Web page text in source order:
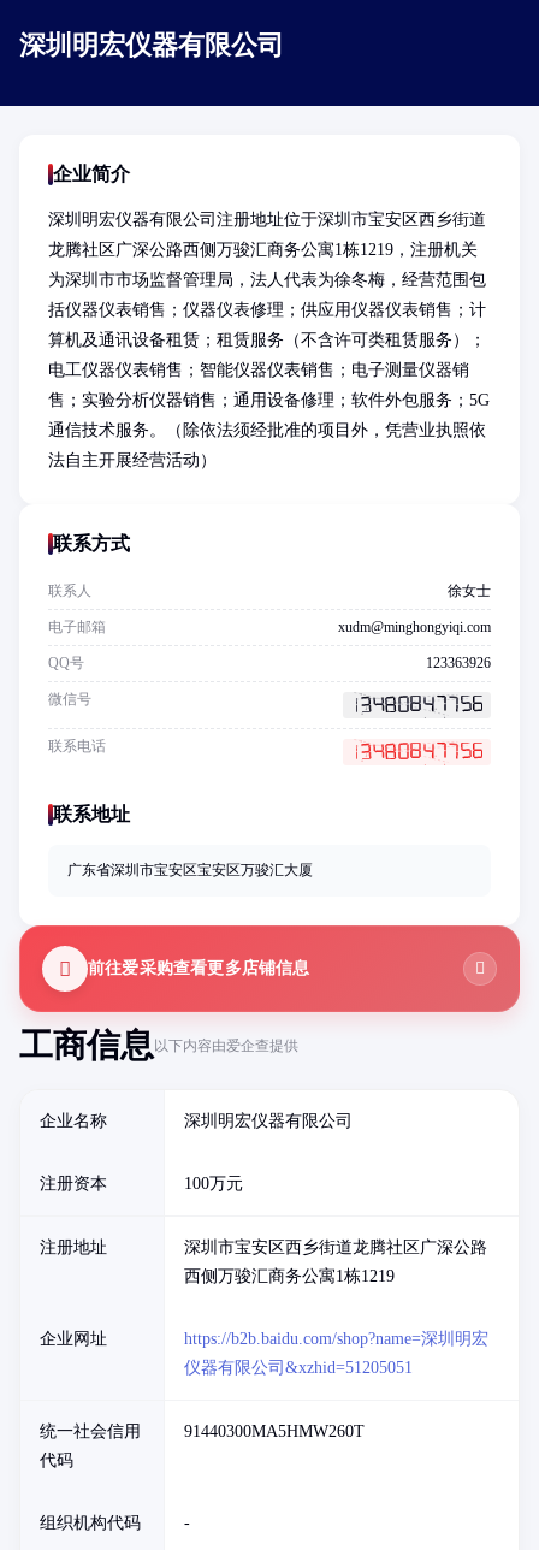
深圳明宏仪器有限公司
工商信息以下内容由爱企查提供
企业名称 深圳明宏仪器有限公司
注册资本 100万元
注册地址
深圳市宝安区西乡街道龙腾社区广深公路
西侧万骏汇商务公寓1栋1219
企业网址
https://b2b.baidu.com/shop?name=深圳明宏
仪器有限公司&xzhid=51205051
统一社会信用
代码
91440300MA5HMW260T
组织机构代码 -
企业简介
深圳明宏仪器有限公司注册地址位于深圳市宝安区西乡街道
龙腾社区广深公路西侧万骏汇商务公寓1栋1219，注册机关
为深圳市市场监督管理局，法人代表为徐冬梅，经营范围包
括仪器仪表销售；仪器仪表修理；供应用仪器仪表销售；计
算机及通讯设备租赁；租赁服务（不含许可类租赁服务）；
电工仪器仪表销售；智能仪器仪表销售；电子测量仪器销
售；实验分析仪器销售；通用设备修理；软件外包服务；5G
通信技术服务。（除依法须经批准的项目外，凭营业执照依
法自主开展经营活动）
联系方式
联系人 徐女士
电子邮箱 xudm@minghongyiqi.com
QQ号 123363926
微信号
联系电话
联系地址
广东省深圳市宝安区宝安区万骏汇大厦
前往爱采购查看更多店铺信息